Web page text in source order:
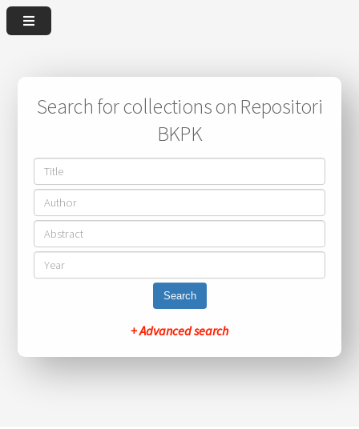
Search for collections on Repositori
BKPK
Search
+ Advanced search